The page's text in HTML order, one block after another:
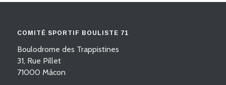
COMITÉ SPORTIF BOULISTE 71
Boulodrome des Trappistines
31, Rue Pillet
71000 Mâcon